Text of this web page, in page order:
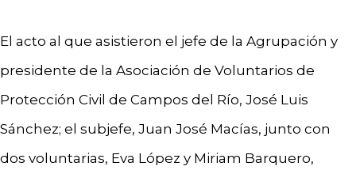
El acto al que asistieron el jefe de la Agrupación y
presidente de la Asociación de Voluntarios de
Protección Civil de Campos del Río, José Luis
Sánchez; el subjefe, Juan José Macías, junto con
dos voluntarias, Eva López y Miriam Barquero,